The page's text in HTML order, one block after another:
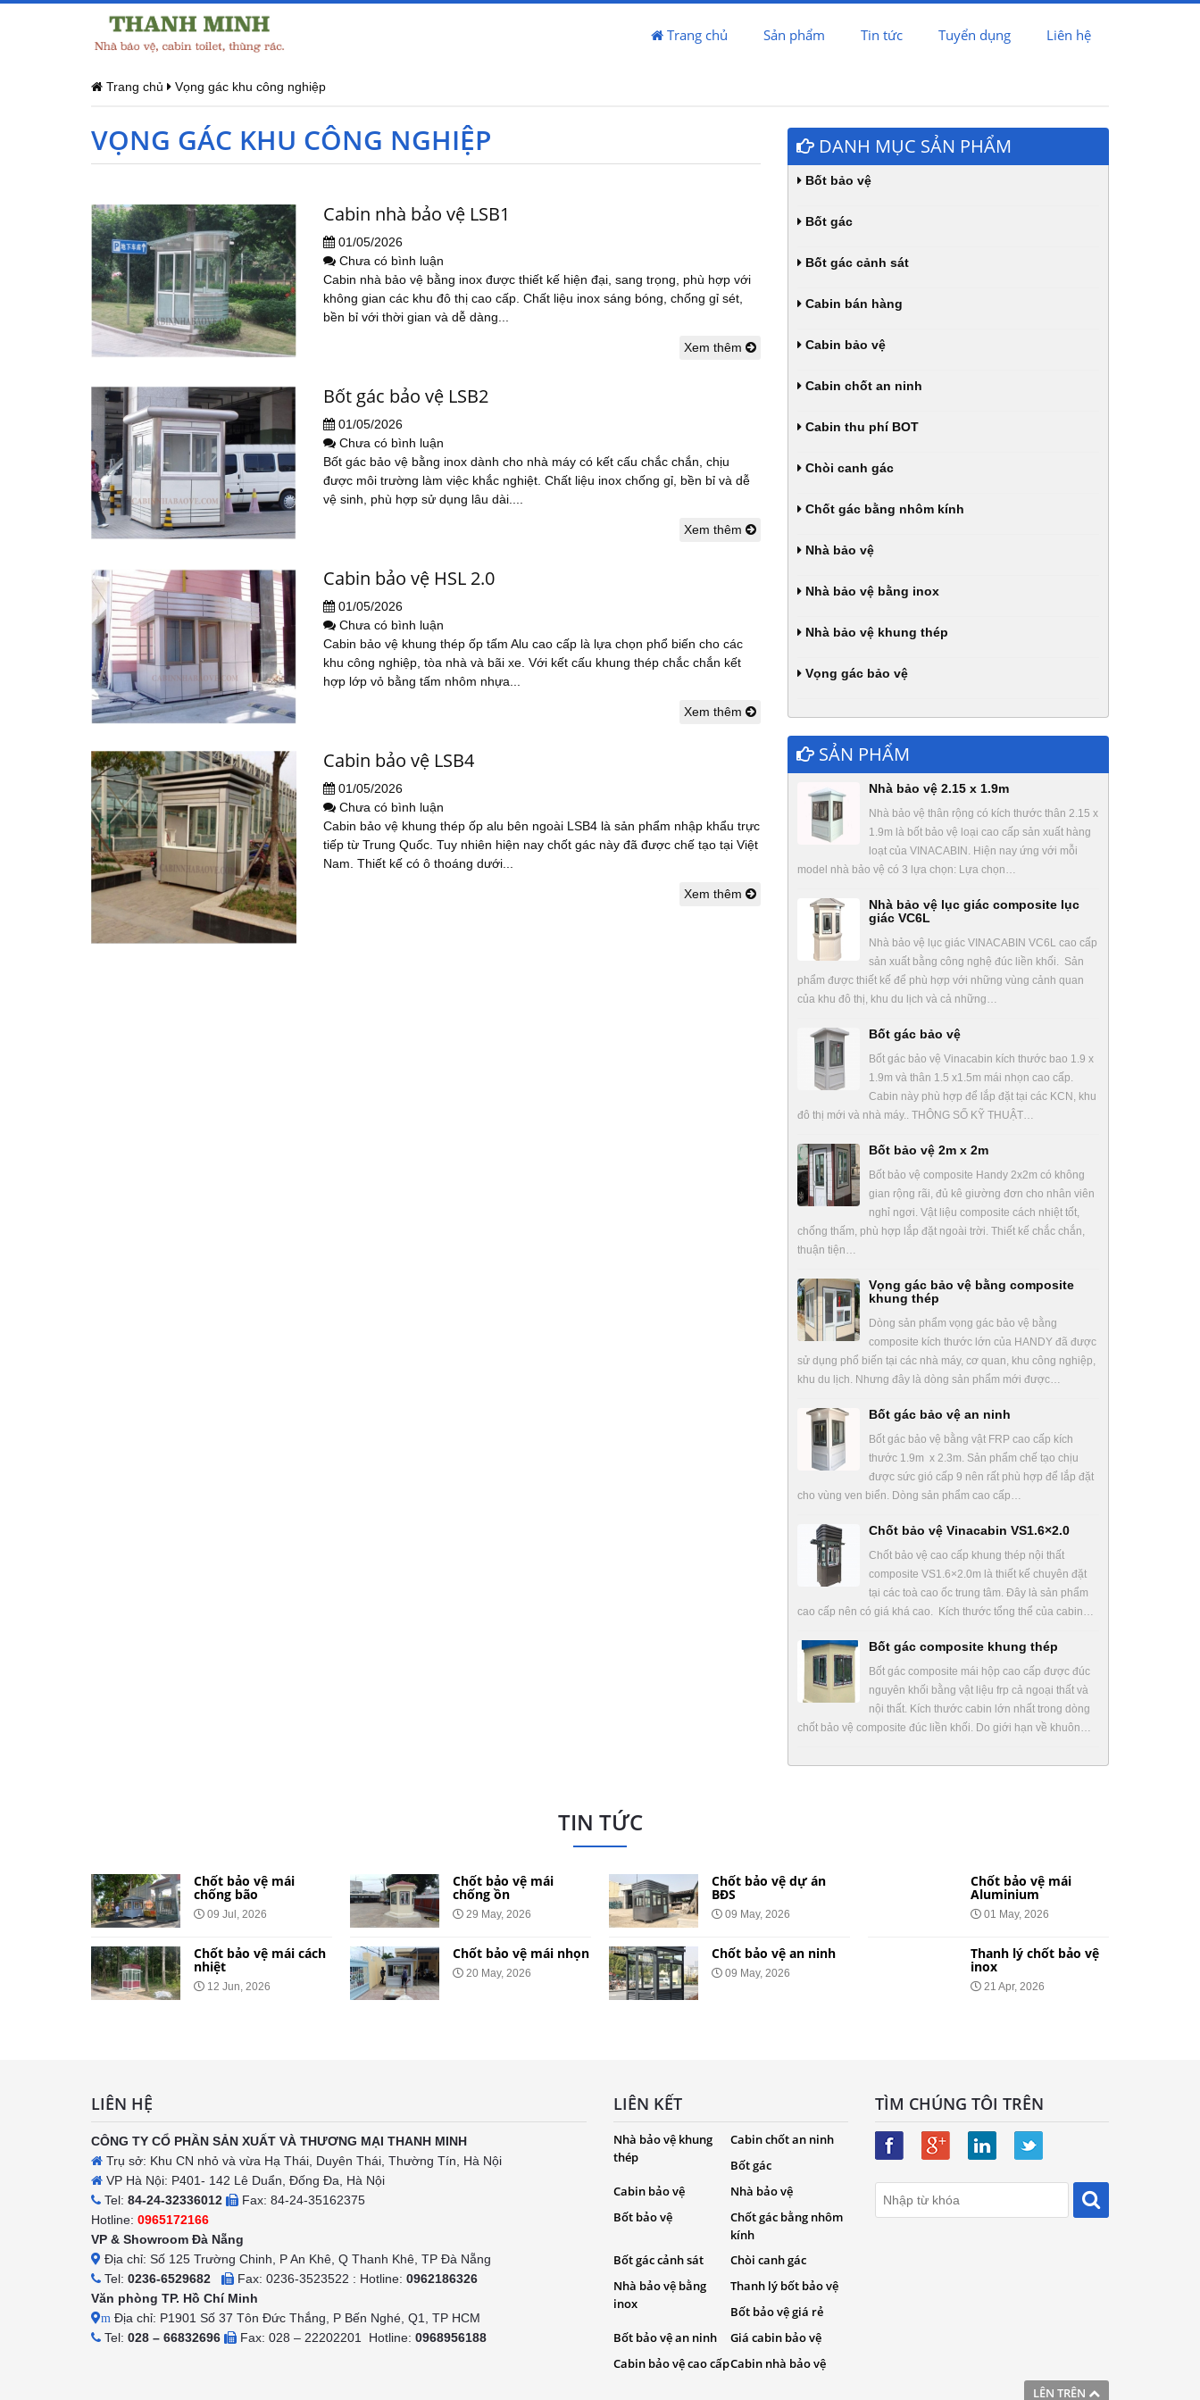
Trang chủ Sản phẩm Tin tức Tuyển dụng Liên hệ
Trang chủ Vọng gác khu công nghiệp
VỌNG GÁC KHU CÔNG NGHIỆP
Cabin nhà bảo vệ LSB1
01/05/2026
Chưa có bình luận
Cabin nhà bảo vệ bằng inox được thiết kế hiện đại, sang trọng, phù hợp với
không gian các khu đô thị cao cấp. Chất liệu inox sáng bóng, chống gỉ sét,
bền bỉ với thời gian và dễ dàng...
Xem thêm
Bốt gác bảo vệ LSB2
01/05/2026
Chưa có bình luận
Bốt gác bảo vệ bằng inox dành cho nhà máy có kết cấu chắc chắn, chịu
được môi trường làm việc khắc nghiệt. Chất liệu inox chống gỉ, bền bỉ và dễ
vệ sinh, phù hợp sử dụng lâu dài....
Xem thêm
Cabin bảo vệ HSL 2.0
01/05/2026
Chưa có bình luận
Cabin bảo vệ khung thép ốp tấm Alu cao cấp là lựa chọn phổ biến cho các
khu công nghiệp, tòa nhà và bãi xe. Với kết cấu khung thép chắc chắn kết
hợp lớp vỏ bằng tấm nhôm nhựa...
Xem thêm
Cabin bảo vệ LSB4
01/05/2026
Chưa có bình luận
Cabin bảo vệ khung thép ốp alu bên ngoài LSB4 là sản phẩm nhập khẩu trực
tiếp từ Trung Quốc. Tuy nhiên hiện nay chốt gác này đã được chế tạo tại Việt
Nam. Thiết kế có ô thoáng dưới...
Xem thêm
DANH MỤC SẢN PHẨM
Bốt bảo vệ
Bốt gác
Bốt gác cảnh sát
Cabin bán hàng
Cabin bảo vệ
Cabin chốt an ninh
Cabin thu phí BOT
Chòi canh gác
Chốt gác bằng nhôm kính
Nhà bảo vệ
Nhà bảo vệ bằng inox
Nhà bảo vệ khung thép
Vọng gác bảo vệ
SẢN PHẨM
Nhà bảo vệ 2.15 x 1.9m
Nhà bảo vệ thân rộng có kích thước thân 2.15 x
1.9m là bốt bảo vệ loại cao cấp sản xuất hàng
loạt của VINACABIN. Hiện nay ứng với mỗi
model nhà bảo vệ có 3 lựa chọn: Lựa chọn…
Nhà bảo vệ lục giác composite lục
giác VC6L
Nhà bảo vệ lục giác VINACABIN VC6L cao cấp
sản xuất bằng công nghệ đúc liền khối. Sản
phẩm được thiết kế để phù hợp với những vùng cảnh quan
của khu đô thị, khu du lịch và cả những…
Bốt gác bảo vệ
Bốt gác bảo vệ Vinacabin kích thước bao 1.9 x
1.9m và thân 1.5 x1.5m mái nhọn cao cấp.
Cabin này phù hợp để lắp đặt tại các KCN, khu
đô thị mới và nhà máy.. THÔNG SỐ KỸ THUẬT…
Bốt bảo vệ 2m x 2m
Bốt bảo vệ composite Handy 2x2m có không
gian rộng rãi, đủ kê giường đơn cho nhân viên
nghỉ ngơi. Vật liệu composite cách nhiệt tốt,
chống thấm, phù hợp lắp đặt ngoài trời. Thiết kế chắc chắn,
thuận tiện…
Vọng gác bảo vệ bằng composite
khung thép
Dòng sản phẩm vọng gác bảo vệ bằng
composite kích thước lớn của HANDY đã được
sử dụng phổ biến tại các nhà máy, cơ quan, khu công nghiệp,
khu du lịch. Nhưng đây là dòng sản phẩm mới được…
Bốt gác bảo vệ an ninh
Bốt gác bảo vệ bằng vật FRP cao cấp kích
thước 1.9m x 2.3m. Sản phẩm chế tạo chịu
được sức gió cấp 9 nên rất phù hợp để lắp đặt
cho vùng ven biển. Dòng sản phẩm cao cấp…
Chốt bảo vệ Vinacabin VS1.6×2.0
Chốt bảo vệ cao cấp khung thép nội thất
composite VS1.6×2.0m là thiết kế chuyên đặt
tại các toà cao ốc trung tâm. Đây là sản phẩm
cao cấp nên có giá khá cao. Kích thước tổng thể của cabin…
Bốt gác composite khung thép
Bốt gác composite mái hộp cao cấp được đúc
nguyên khối bằng vật liệu frp cả ngoại thất và
nội thất. Kích thước cabin lớn nhất trong dòng
chốt bảo vệ composite đúc liền khối. Do giới hạn về khuôn…
TIN TỨC
Chốt bảo vệ mái
chống bão
09 Jul, 2026
Chốt bảo vệ mái cách
nhiệt
12 Jun, 2026
Chốt bảo vệ mái
chống ồn
29 May, 2026
Chốt bảo vệ mái nhọn
20 May, 2026
Chốt bảo vệ dự án
BĐS
09 May, 2026
Chốt bảo vệ an ninh
09 May, 2026
Chốt bảo vệ mái
Aluminium
01 May, 2026
Thanh lý chốt bảo vệ
inox
21 Apr, 2026
LÊN TRÊN
LIÊN HỆ
CÔNG TY CỔ PHẦN SẢN XUẤT VÀ THƯƠNG MẠI THANH MINH
Trụ sở: Khu CN nhỏ và vừa Hạ Thái, Duyên Thái, Thường Tín, Hà Nội
VP Hà Nội: P401- 142 Lê Duẩn, Đống Đa, Hà Nội
Tel: 84-24-32336012
Fax: 84-24-35162375
Hotline: 0965172166
VP & Showroom Đà Nẵng
Địa chỉ: Số 125 Trường Chinh, P An Khê, Q Thanh Khê, TP Đà Nẵng
Tel: 0236-6529682 Fax: 0236-3523522 : Hotline: 0962186326
Văn phòng TP. Hồ Chí Minh
m Địa chỉ: P1901 Số 37 Tôn Đức Thắng, P Bến Nghé, Q1, TP HCM
Tel: 028 – 66832696 Fax: 028 – 22202201 Hotline: 0968956188
LIÊN KẾT
Nhà bảo vệ khung
thép
Cabin chốt an ninh
Bốt gác
Cabin bảo vệ
Nhà bảo vệ
Bốt bảo vệ
Chốt gác bằng nhôm
kính
Bốt gác cảnh sát
Chòi canh gác
Nhà bảo vệ bằng
inox
Thanh lý bốt bảo vệ
Bốt bảo vệ giá rẻ
Bốt bảo vệ an ninh
Giá cabin bảo vệ
Cabin bảo vệ cao cấpCabin nhà bảo vệ
TÌM CHÚNG TÔI TRÊN